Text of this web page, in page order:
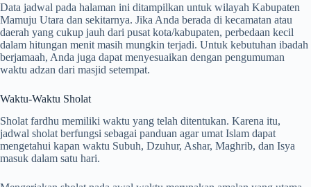
Data jadwal pada halaman ini ditampilkan untuk wilayah Kabupaten
Mamuju Utara dan sekitarnya. Jika Anda berada di kecamatan atau
daerah yang cukup jauh dari pusat kota/kabupaten, perbedaan kecil
dalam hitungan menit masih mungkin terjadi. Untuk kebutuhan ibadah
berjamaah, Anda juga dapat menyesuaikan dengan pengumuman
waktu adzan dari masjid setempat.
Waktu-Waktu Sholat
Sholat fardhu memiliki waktu yang telah ditentukan. Karena itu,
jadwal sholat berfungsi sebagai panduan agar umat Islam dapat
mengetahui kapan waktu Subuh, Dzuhur, Ashar, Maghrib, dan Isya
masuk dalam satu hari.